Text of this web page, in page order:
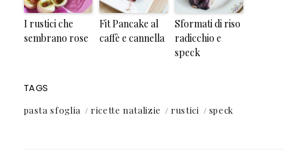
I rustici che
sembrano rose
Fit Pancake al
caffè e cannella
Sformati di riso
radicchio e
speck
TAGS
pasta sfoglia ricette natalizie rustici speck